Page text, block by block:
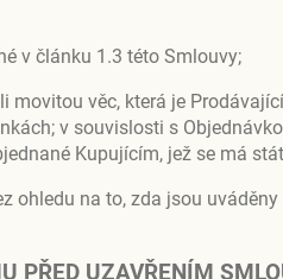
v článku 1.3 této Smlouvy;
movitou věc, která je
v souvislosti s
Kupujícím, jež se má
ohledu na to, zda jsou
PŘED UZAVŘENÍM